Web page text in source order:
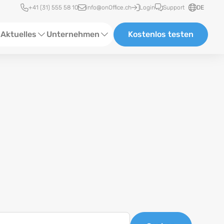
Schnellzugriff
+41 (31) 555 58 10 info@onOffice.ch Login Support DE
Aktuelles Unternehmen Kostenlos testen